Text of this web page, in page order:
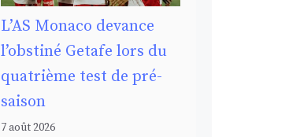
L’AS Monaco devance
l’obstiné Getafe lors du
quatrième test de pré-
saison
7 août 2026